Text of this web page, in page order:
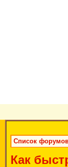
Список
Как